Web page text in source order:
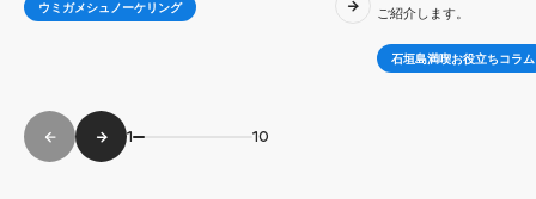
ウミガメシュノーケリング
ご紹介します。
石垣島満喫お役立ちコラム
1 10